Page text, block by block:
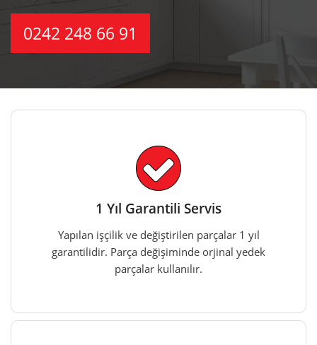
0242 248 66 91
1 Yıl Garantili Servis
Yapılan işçilik ve değiştirilen parçalar 1 yıl
garantilidir. Parça değişiminde orjinal yedek
parçalar kullanılır.